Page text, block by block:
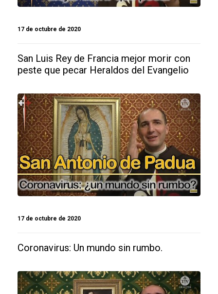
17 de octubre de 2020
San Luis Rey de Francia mejor morir con
peste que pecar Heraldos del Evangelio
17 de octubre de 2020
Coronavirus: Un mundo sin rumbo.